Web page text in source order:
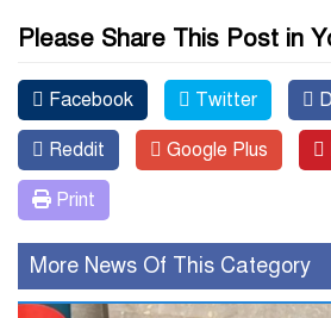
Please Share This Post in
Facebook Twitter
Reddit Google Plus
Print
More News Of This Category